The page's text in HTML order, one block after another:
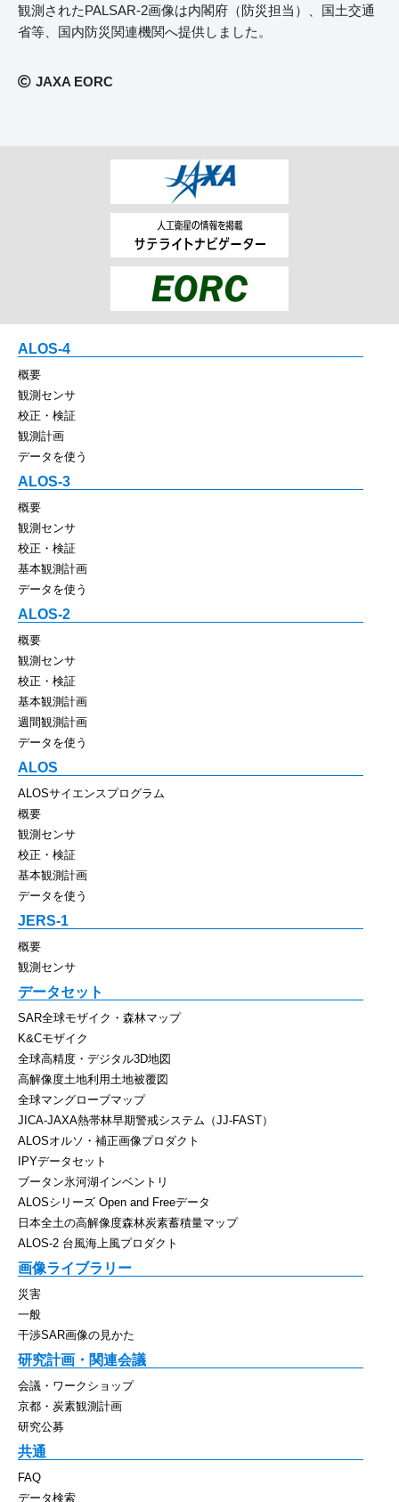
観測されたPALSAR-2画像は内閣府（防災担当）、国土交通
省等、国内防災関連機関へ提供しました。
JAXA EORC
ALOS-4
概要
観測センサ
校正・検証
観測計画
データを使う
ALOS-3
概要
観測センサ
校正・検証
基本観測計画
データを使う
ALOS-2
概要
観測センサ
校正・検証
基本観測計画
週間観測計画
データを使う
ALOS
ALOSサイエンスプログラム
概要
観測センサ
校正・検証
基本観測計画
データを使う
JERS-1
概要
観測センサ
データセット
SAR全球モザイク・森林マップ
K&Cモザイク
全球高精度・デジタル3D地図
高解像度土地利用土地被覆図
全球マングローブマップ
JICA-JAXA熱帯林早期警戒システム（JJ-FAST）
ALOSオルソ・補正画像プロダクト
IPYデータセット
ブータン氷河湖インベントリ
ALOSシリーズ Open and Freeデータ
日本全土の高解像度森林炭素蓄積量マップ
ALOS-2 台風海上風プロダクト
画像ライブラリー
災害
一般
干渉SAR画像の見かた
研究計画・関連会議
会議・ワークショップ
京都・炭素観測計画
研究公募
共通
FAQ
データ検索